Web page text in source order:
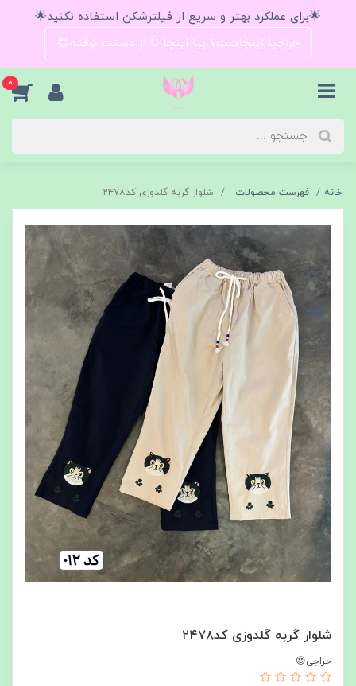
🌟برای عملکرد بهتر و سریع از فیلترشکن استفاده نکنید🌟
حراجیا اینجاست؟ بیا اینجا تا از دستت نرفته😍
0
خانه فهرست محصولات شلوار گربه گلدوزی کد۲۴۷۸
شلوار گربه گلدوزی کد۲۴۷۸
حراجی😍